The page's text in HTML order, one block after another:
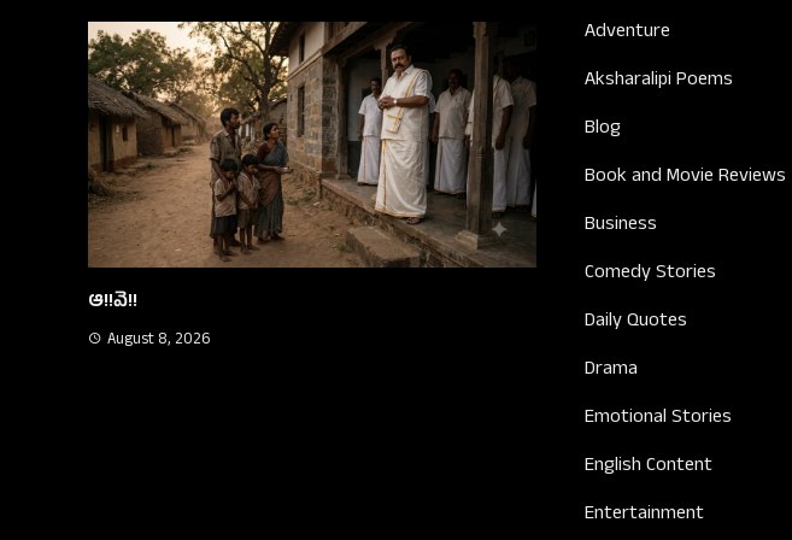
Adventure
Aksharalipi Poems
Blog
Book and Movie Reviews
Business
Comedy Stories
Daily Quotes
Drama
Emotional Stories
English Content
Entertainment